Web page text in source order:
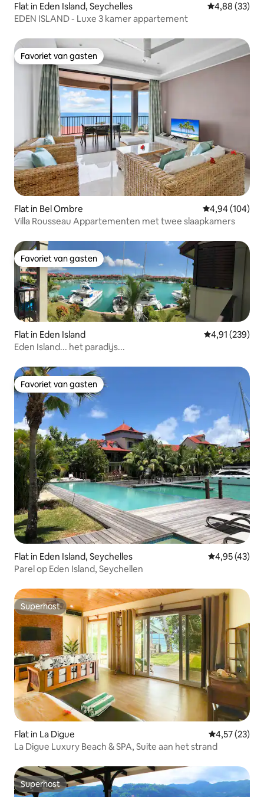
Flat in Eden Island, Seychelles Gemiddelde
4,88 (33)
EDEN ISLAND - Luxe 3 kamer appartement
Favoriet van gasten
Favoriet van gasten
Flat in Bel Ombre Gemiddelde
4,94 (104)
Villa Rousseau Appartementen met twee slaapkamers
Favoriet van gasten
Favoriet van gasten
Flat in Eden Island Gemiddelde
4,91 (239)
Eden Island... het paradijs...
Favoriet van gasten
Favoriet van gasten
Flat in Eden Island, Seychelles Gemiddelde
4,95 (43)
Parel op Eden Island, Seychellen
Superhost
Superhost
Flat in La Digue Gemiddelde
4,57 (23)
La Digue Luxury Beach & SPA, Suite aan het strand
Superhost
Superhost